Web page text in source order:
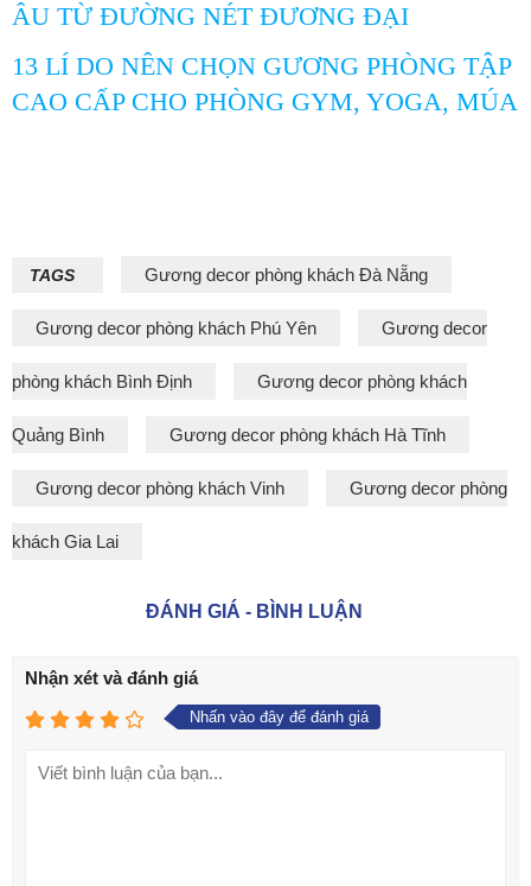
ÂU TỪ ĐƯỜNG NÉT ĐƯƠNG ĐẠI
13 LÍ DO NÊN CHỌN GƯƠNG PHÒNG TẬP
CAO CẤP CHO PHÒNG GYM, YOGA, MÚA
TAGS Gương decor phòng khách Đà Nẵng
Gương decor phòng khách Phú Yên Gương decor
phòng khách Bình Định Gương decor phòng khách
Quảng Bình Gương decor phòng khách Hà Tĩnh
Gương decor phòng khách Vinh Gương decor phòng
khách Gia Lai
ĐÁNH GIÁ - BÌNH LUẬN
Nhận xét và đánh giá
Nhấn vào đây để đánh giá